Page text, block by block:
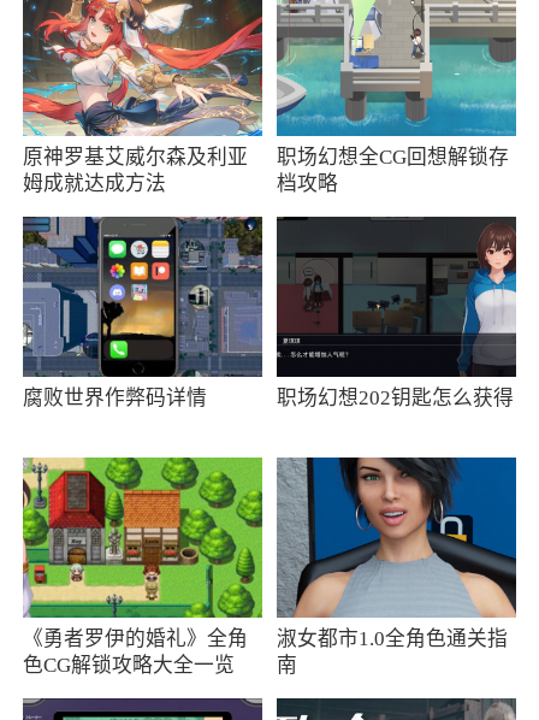
特别。感兴趣就来下载吧
2、这里拥有丰富全新的emoji，聊天表情式
的选择不同的emoji，放置emoji到照片中与人物叠
加！实现emoji在照片中搞笑的元素！让你的照片
更新日志
性能优化，增加老系统设备的稳定性
更新日志
2、体验优化；
更新日志
1、表情包创作页面，新增文字贴纸；
2、体验优化；
原神罗基艾威尔森及利亚
姆成就达成方法
职场幻想全CG回想解锁存
档攻略
腐败世界作弊码详情 职场幻想202钥匙怎么获得
《勇者罗伊的婚礼》全角
色CG解锁攻略大全一览
淑女都市1.0全角色通关指
南